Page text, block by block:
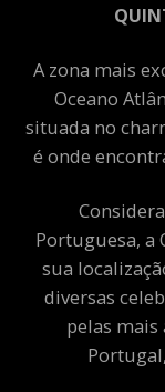
A zona mais
Oceano
situada no
é onde
Portuguesa, a
sua
diversas
pelas